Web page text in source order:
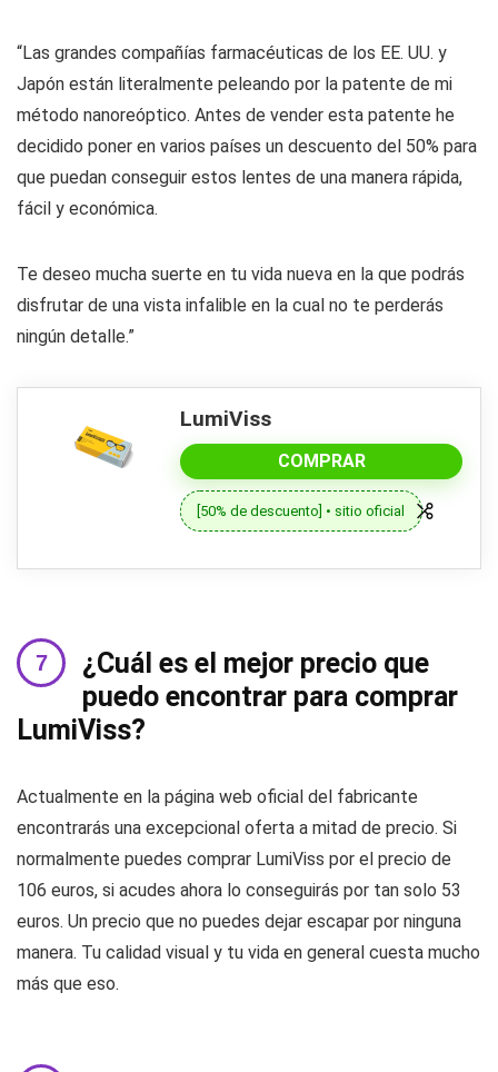
“Las grandes compañías farmacéuticas de los EE. UU. y
Japón están literalmente peleando por la patente de mi
método nanoreóptico. Antes de vender esta patente he
decidido poner en varios países un descuento del 50% para
que puedan conseguir estos lentes de una manera rápida,
fácil y económica.
Te deseo mucha suerte en tu vida nueva en la que podrás
disfrutar de una vista infalible en la cual no te perderás
ningún detalle.”
LumiViss
COMPRAR
[50% de descuento] • sitio oficial
¿Cuál es el mejor precio que
puedo encontrar para comprar
LumiViss?
Actualmente en la página web oficial del fabricante
encontrarás una excepcional oferta a mitad de precio. Si
normalmente puedes comprar LumiViss por el precio de
106 euros, si acudes ahora lo conseguirás por tan solo 53
euros. Un precio que no puedes dejar escapar por ninguna
manera. Tu calidad visual y tu vida en general cuesta mucho
más que eso.